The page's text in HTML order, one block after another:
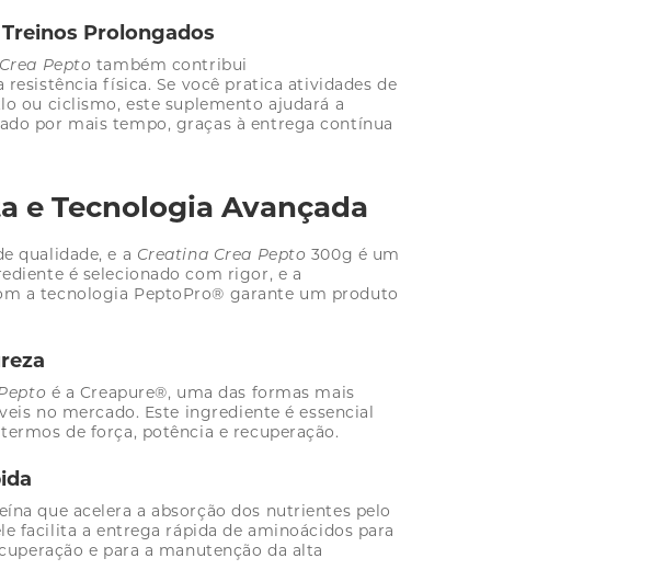
Prolongados
Pepto também contribui
física. Se você pratica atividades de
ou ciclismo, este suplemento ajudará a
por mais tempo, graças à entrega contínua
e Tecnologia Avançada
qualidade, e a Creatina Crea Pepto 300g é um
é selecionado com rigor, e a
a tecnologia PeptoPro® garante um produto
é a Creapure®, uma das formas mais
no mercado. Este ingrediente é essencial
de força, potência e recuperação.
que acelera a absorção dos nutrientes pelo
facilita a entrega rápida de aminoácidos para
e para a manutenção da alta